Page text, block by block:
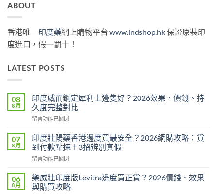
ABOUT
香港唯一印度藥網上購物平台 www.indshop.hk保證原裝印
度進口，假一罰十！
LATEST POSTS
08
8 月
印度威而鋼定犀利士邊隻好？2026效果、價錢、持
久度完整對比
在
度
威
而
鋼
犀
利
士
留言功能已關閉
07
8 月
印度壯陽藥香港邊度買最安全？2026網購攻略：貨
到付款點揀＋3招辨別真假
在
度
壯
陽
留言功能已關閉
06
8 月
樂威壯印度版Levitra邊度買正貨？2026價錢、效果
與購買攻略